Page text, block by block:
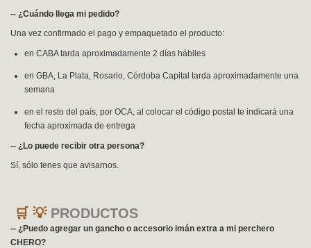
-- ¿Cuándo llega mi pedido?
Una vez confirmado el pago y empaquetado el producto:
en CABA tarda aproximadamente 2 días hábiles
en GBA, La Plata, Rosario, Córdoba Capital tarda aproximadamente una
semana
en el resto del país, por OCA, al colocar el código postal te indicará una
fecha aproximada de entrega
-- ¿Lo puede recibir otra persona?
Sí, sólo tenes que avisarnos.
🛒 💡 PRODUCTOS
-- ¿Puedo agregar un gancho o accesorio imán extra a mi perchero
CHERO?